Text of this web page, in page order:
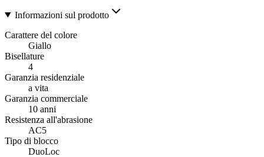
Informazioni sul prodotto
Carattere del colore
Giallo
Bisellature
4
Garanzia residenziale
a vita
Garanzia commerciale
10 anni
Resistenza all'abrasione
AC5
Tipo di blocco
DuoLoc